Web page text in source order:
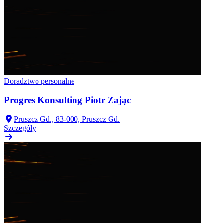
Doradztwo personalne
Progres Konsulting Piotr Zając
Pruszcz Gd., 83-000, Pruszcz Gd.
Szczegóły